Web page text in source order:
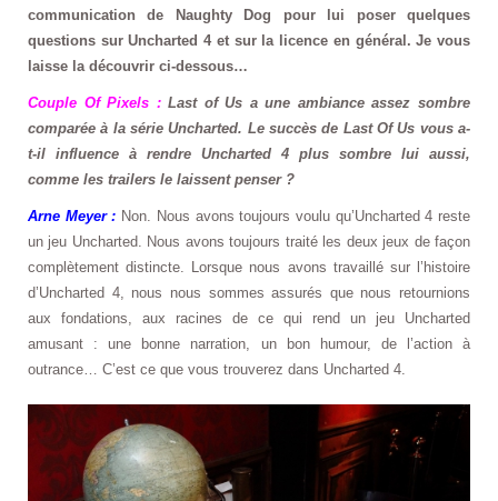
communication de Naughty Dog pour lui poser quelques
questions sur Uncharted 4 et sur la licence en général. Je vous
laisse la découvrir ci-dessous…
Couple Of Pixels :Last of Us a une ambiance assez sombre
comparée à la série Uncharted. Le succès de Last Of Us vous a-
t-il influence à rendre Uncharted 4 plus sombre lui aussi,
comme les trailers le laissent penser ?
Arne Meyer : Non. Nous avons toujours voulu qu’Uncharted 4 reste
un jeu Uncharted. Nous avons toujours traité les deux jeux de façon
complètement distincte. Lorsque nous avons travaillé sur l’histoire
d’Uncharted 4, nous nous sommes assurés que nous retournions
aux fondations, aux racines de ce qui rend un jeu Uncharted
amusant : une bonne narration, un bon humour, de l’action à
outrance… C’est ce que vous trouverez dans Uncharted 4.